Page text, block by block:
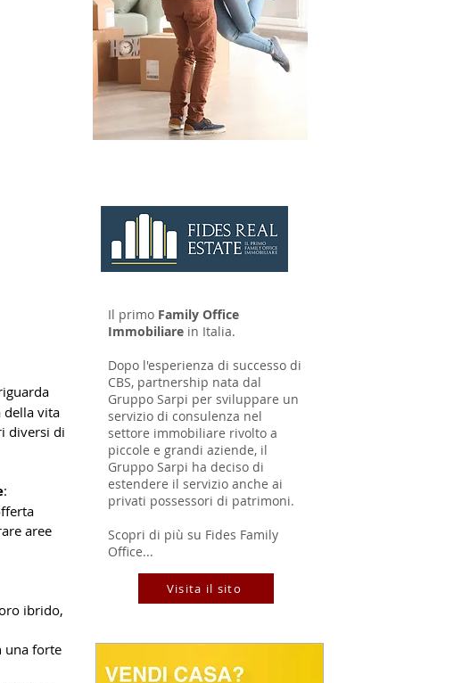
della vita
diversi di
:
aree
ibrido,
una forte
Il primo Family Office
Immobiliare in Italia.
Dopo l'esperienza di successo di
CBS, partnership nata dal
Gruppo Sarpi per sviluppare un
servizio di consulenza nel
settore immobiliare rivolto a
piccole e grandi aziende, il
Gruppo Sarpi ha deciso di
estendere il servizio anche ai
privati possessori di patrimoni.
Scopri di più su Fides Family
Office...
Visita il sito